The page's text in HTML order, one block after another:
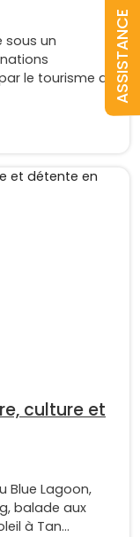
sous un
le tourisme de
culture et
Blue Lagoon,
balade aux
à Tan...
ASSISTANCE